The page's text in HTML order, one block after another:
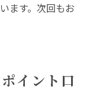
ます。次回もお
イント口